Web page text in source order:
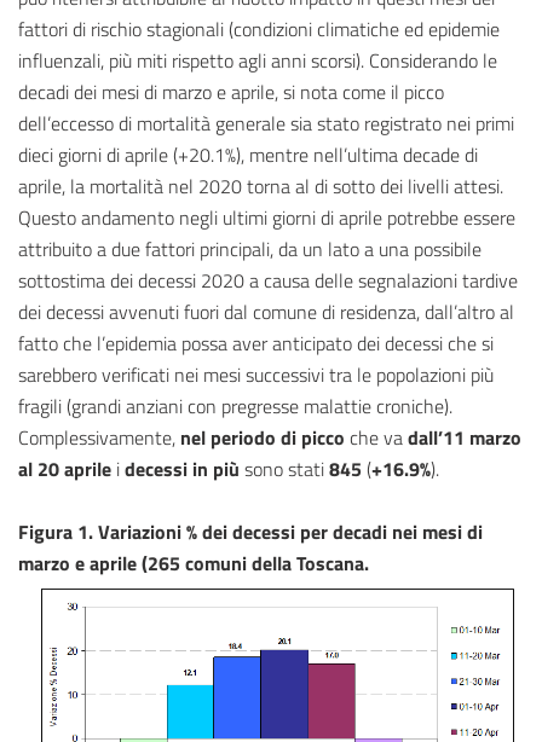
fattori di rischio stagionali (condizioni climatiche ed epidemie
influenzali, più miti rispetto agli anni scorsi). Considerando le
decadi dei mesi di marzo e aprile, si nota come il picco
dell’eccesso di mortalità generale sia stato registrato nei primi
dieci giorni di aprile (+20.1%), mentre nell’ultima decade di
aprile, la mortalità nel 2020 torna al di sotto dei livelli attesi.
Questo andamento negli ultimi giorni di aprile potrebbe essere
attribuito a due fattori principali, da un lato a una possibile
sottostima dei decessi 2020 a causa delle segnalazioni tardive
dei decessi avvenuti fuori dal comune di residenza, dall’altro al
fatto che l’epidemia possa aver anticipato dei decessi che si
sarebbero verificati nei mesi successivi tra le popolazioni più
fragili (grandi anziani con pregresse malattie croniche).
Complessivamente, nel periodo di picco che vadall’11 marzo
al 20 aprile idecessi in più sono stati845(+16.9%).
Figura 1. Variazioni % dei decessi per decadi nei mesi di
marzo e aprile (265 comuni della Toscana.